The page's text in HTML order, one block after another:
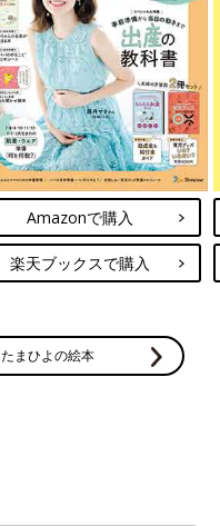
Amazonで購入
楽天ブックスで購入
たまひよの絵本